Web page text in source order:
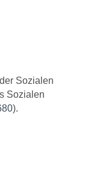
Sozialen
Sozialen
).